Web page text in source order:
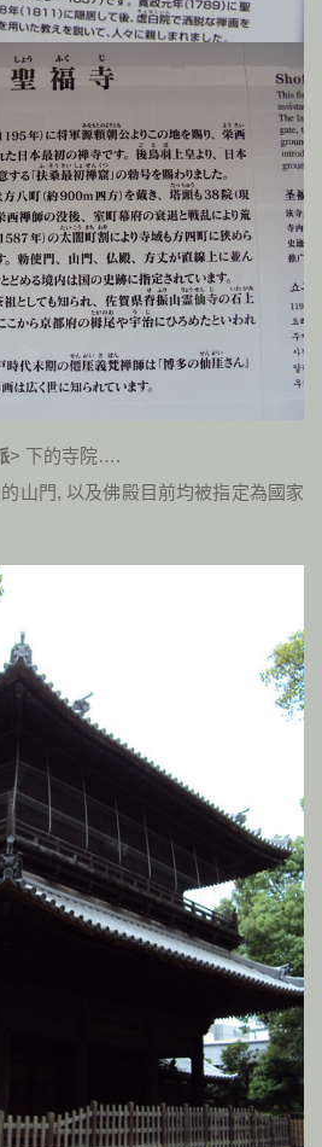
> 下的寺院….
山門, 以及佛殿目前均被指定為國家